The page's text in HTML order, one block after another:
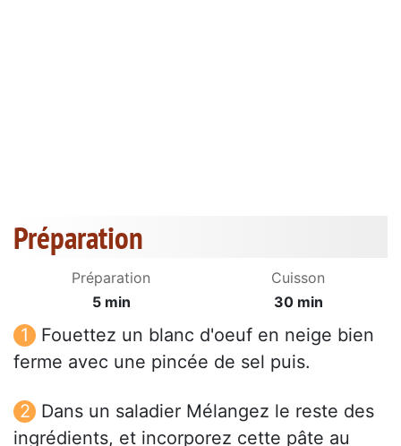
Préparation
Préparation
5 min
Cuisson
30 min
Fouettez un blanc d'oeuf en neige bien
ferme avec une pincée de sel puis.
Dans un saladier Mélangez le reste des
ingrédients, et incorporez cette pâte au